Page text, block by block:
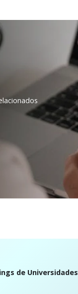
de Universidades